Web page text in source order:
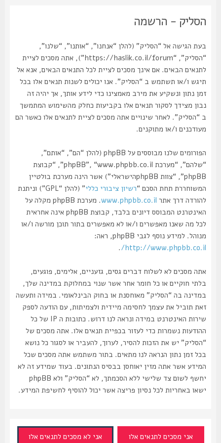
הסליק - הרשמה
בעת הגישה אל “הסליק” (להלן “אנחנו”, “אותנו”, “שלנו”,
“הסליק”, “https://haslik.co.il/forum”), אתה מסכים לציית
לתנאים הבאים. אם אינך מסכים לציית לכל התנאים הבאים, אנא אל
תיגש ו/או תשתמש ב “הסליק”. אנו יכולים לשנות תנאים אלו בכל
זמן נתון ונשקיע את מירב מאמצינו כדי לידע אותך, אך יהיה זה
נבון מצידך לסקור תנאים אלו בקביעות כחלק מהשימוש המתמשך
ב “הסליק”. לאחר שינויים אתה מסכים לציית לתנאים אלו כאשר הם
מעודכנים ו/או מתוקנים.
הפורומים שלנו מבוססים על phpBB (להלן “הם”, “אותם”,
“שלהם”, “מערכת phpBB”, “www.phpbb.co.il”, “קבוצת
phpBB”, “צוות phpBBהישראלי”) אשר הינה מערכת בולטיין
המשוחררת תחת הסכם “רשיון ציבורי כללי
” (להלן “GPL”) וניתנת
להורדה דרך אתר www.phpbb.co.il
. מערכת phpBB מקלה על
האינטרנט המבוסס דיונים בלבד, קבוצת phpBB אינה אחראית
לכל מה שאנו מאפשרים ו/או לא מאפשרים בתור תוכן מורשה ו/או
מנוהל. למידע נוסף לגבי phpBB, ראה:
http://www.phpbb.co.il/
.
אתה מסכים לא לשלוח דברים גסים, גזעניים, אלימים, פוגעים,
בלתי חוקיים או כל חומר אחר אשר שנוי במחלוקת במדינה שלך,
במדינה בה “הסליק” מאוחסנת או בחוק הבינלאומי. במידה ותעשה
זאת תוביל את עצמך לחסימה מיידית ולצמיתות, עם הודעה לספק
שירות האינטרנט במידה ונראה לנו דרוש. כתובות ה IP של כל
ההודעות נשמרות כדי לעזור בכפיית תנאים אלו. אתה מסכים של
“הסליק” יש את הזכות להסיר, לערוך, להעביר או לסגור כל נושא
בכל זמן נתון הנראה לנו מתאים. בתור משתמש אתה מסכים שכל
המידע אשר אתה מזין יאוחסן בבסיס הנתונים. בעוד שמידע זה לא
יחשף לשום צד שלישי ללא הסכמתך, לא “הסליק” ולא phpBB
ישאו באחריות לכל נסיון פריצה אשר יכול להוסיף לחשיפת המידע.